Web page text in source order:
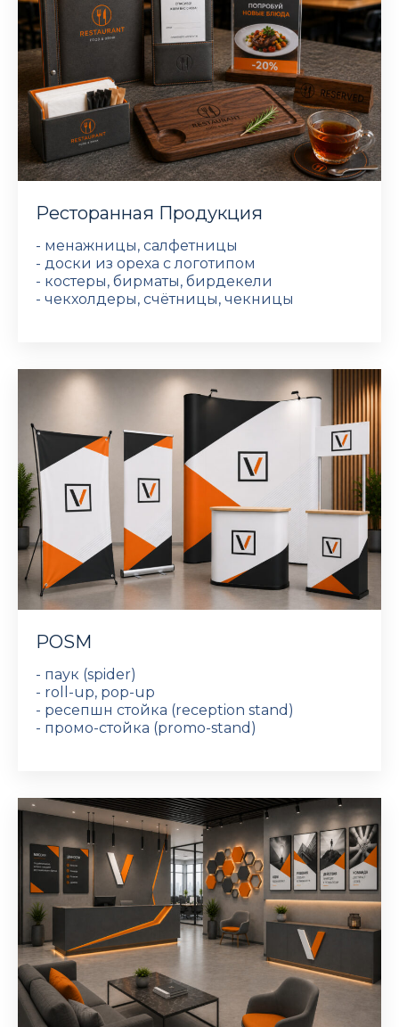
Ресторанная Продукция
- менажницы, салфетницы
- доски из ореха с логотипом
- костеры, бирматы, бирдекели
- чекхолдеры, счётницы, чекницы
POSM
- паук (spider)
- roll-up, pop-up
- ресепшн стойка (reception stand)
- промо-стойка (promo-stand)